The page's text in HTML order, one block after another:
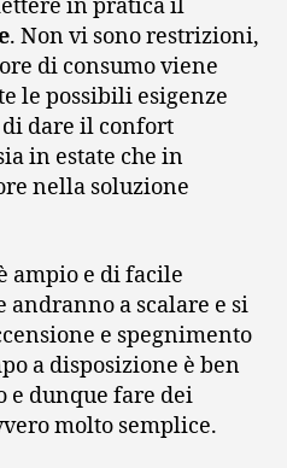
in pratica il
. Non vi sono restrizioni,
di consumo viene
le possibili esigenze
dare il confort
in estate che in
nella soluzione
ampio e di facile
a scalare e si
e spegnimento
a disposizione è ben
e dunque fare dei
molto semplice.